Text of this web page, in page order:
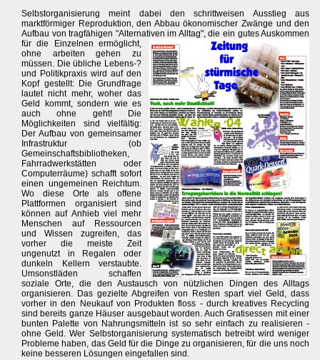
Selbstorganisierung meint dabei den schrittweisen Ausstieg aus
marktförmiger Reproduktion, den Abbau ökonomischer Zwänge und den
Aufbau von tragfähigen "Alternativen im Alltag", die ein gutes Auskommen
für die Einzelnen ermöglicht,
ohne arbeiten gehen zu
müssen. Die übliche Lebens-?
und Politikpraxis wird auf den
Kopf gestellt: Die Grundfrage
lautet nicht mehr, woher das
Geld kommt, sondern wie es
auch ohne geht! Die
Möglichkeiten sind vielfältig:
Der Aufbau von gemeinsamer
Infrastruktur (ob
Gemeinschaftsbibliotheken,
Fahrradwerkstätten oder
Computerräume) schafft sofort
einen ungemeinen Reichtum.
Wo diese Orte als offene
Plattformen organisiert sind
können auf Anhieb viel mehr
Menschen auf Ressourcen
und Wissen zugreifen, das
vorher die meiste Zeit
ungenutzt in Regalen oder
dunkeln Kellern verstaubte.
Umsonstläden schaffen
soziale Orte, die den Austausch von nützlichen Dingen des Alltags
organisieren. Das gezielte Abgreifen von Resten spart viel Geld, dass
vorher in den Neukauf von Produkten floss - durch kreatives Recycling
sind bereits ganze Häuser ausgebaut worden. Auch Gratisessen mit einer
bunten Palette von Nahrungsmitteln ist so sehr einfach zu realisieren -
ohne Geld. Wer Selbstorganisierung systematisch betreibt wird weniger
Probleme haben, das Geld für die Dinge zu organisieren, für die uns noch
keine besseren Lösungen eingefallen sind.